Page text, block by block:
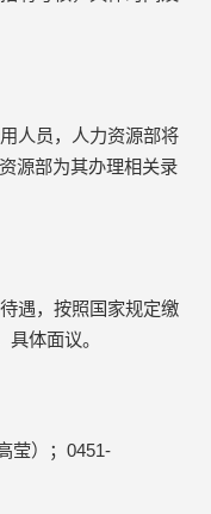
人员，人力资源部将
源部为其办理相关录
遇，按照国家规定缴
体面议。
莹）；0451-